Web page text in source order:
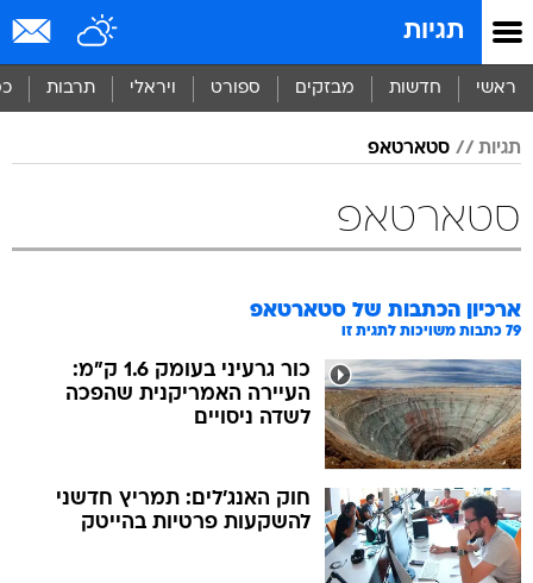
תגיות
ראשי חדשות מבזקים ספורט ויראלי תרבות
תגיות סטארטאפ
סטארטאפ
ארכיון הכתבות של סטארטאפ
79 כתבות משויכות לתגית זו
כור גרעיני בעומק 1.6 ק"מ:
העיירה האמריקנית שהפכה
לשדה ניסויים
חוק האנג'לים: תמריץ חדשני
להשקעות פרטיות בהייטק